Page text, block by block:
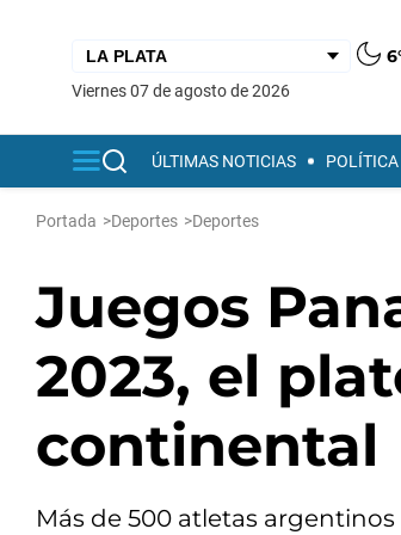
viernes 07 de agosto de 2026
ÚLTIMAS NOTICIAS POLÍTICA
Portada >Deportes >Deportes
Juegos
2023, el
continental
Más de 500 atletas